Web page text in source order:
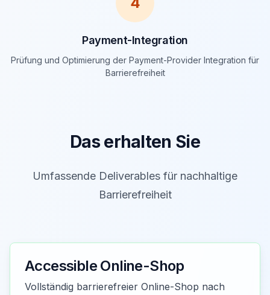
Payment-Integration
Prüfung und Optimierung der Payment-Provider Integration für
Barrierefreiheit
Das erhalten Sie
Umfassende Deliverables für nachhaltige
Barrierefreiheit
Accessible Online-Shop
Vollständig barrierefreier Online-Shop nach